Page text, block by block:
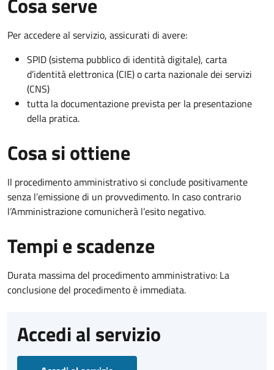
Per accedere al servizio, assicurati di avere:
SPID (sistema pubblico di identità digitale), carta
d’identità elettronica (CIE) o carta nazionale dei servizi
(CNS)
tutta la documentazione prevista per la presentazione
della pratica.
Cosa si ottiene
Il procedimento amministrativo si conclude positivamente
senza l’emissione di un provvedimento. In caso contrario
l’Amministrazione comunicherà l’esito negativo.
Tempi e scadenze
Durata massima del procedimento amministrativo: La
conclusione del procedimento è immediata.
Accedi al servizio